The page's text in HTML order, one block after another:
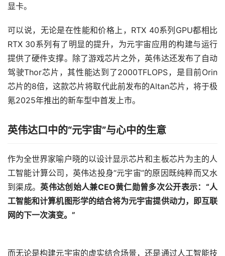
显卡。
可以说，无论是在性能和价格上，RTX 40系列GPU都相比
RTX 30系列有了明显的提升，为元宇宙应用的构建与运行
提供了硬件支撑。除了游戏芯片之外，英伟达还发布了自动
驾驶Thor芯片，其性能达到了2000TFLOPS，是目前Orin
芯片的8倍，这款芯片将取代此前发布的Altan芯片，将于极
氪2025年推出的新车型中首发上市。
英伟达口中的“元宇宙”与心中的生意
作为全世界家喻户晓的以设计显示芯片和主板芯片为主的人
工智能计算公司，英伟达投身“元宇宙”的原因既纯粹而又水
到渠成。 英伟达创始人兼CEO黄仁勋曾多次公开表示：“人
工智能和计算机图形学的结合将为元宇宙提供动力，即互联
网的下一次演变。”
而无论是构建元宇宙的虚实结合场景，还是通过人工智能技